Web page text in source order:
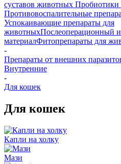
суставов животных Пробиотики
Противовоспалительные
Успокаивающие препараты для
животныхПослеоперационный
материалФитопрепараты для
-
Препараты от внешних
Внутренние
-
Для кошек
Для кошек
Капли на холку
Мази